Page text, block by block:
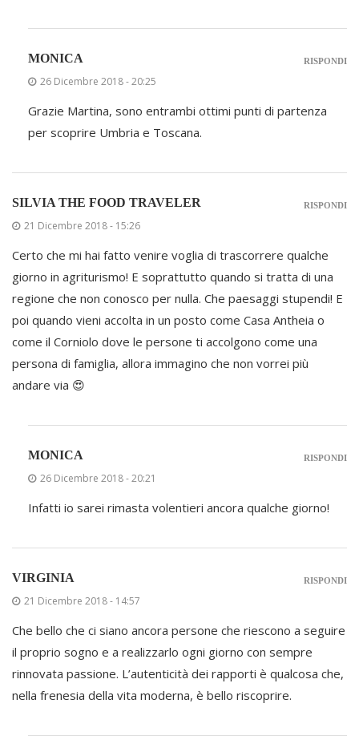
MONICA
26 Dicembre 2018 - 20:25
Grazie Martina, sono entrambi ottimi punti di partenza
per scoprire Umbria e Toscana.
RISPONDI
SILVIA THE FOOD TRAVELER
21 Dicembre 2018 - 15:26
Certo che mi hai fatto venire voglia di trascorrere qualche
giorno in agriturismo! E soprattutto quando si tratta di una
regione che non conosco per nulla. Che paesaggi stupendi! E
poi quando vieni accolta in un posto come Casa Antheia o
come il Corniolo dove le persone ti accolgono come una
persona di famiglia, allora immagino che non vorrei più
andare via 😍
RISPONDI
MONICA
26 Dicembre 2018 - 20:21
Infatti io sarei rimasta volentieri ancora qualche giorno!
RISPONDI
VIRGINIA
21 Dicembre 2018 - 14:57
Che bello che ci siano ancora persone che riescono a seguire
il proprio sogno e a realizzarlo ogni giorno con sempre
rinnovata passione. L’autenticità dei rapporti è qualcosa che,
nella frenesia della vita moderna, è bello riscoprire.
RISPONDI